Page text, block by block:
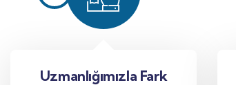
Uzmanlığımızla Fark